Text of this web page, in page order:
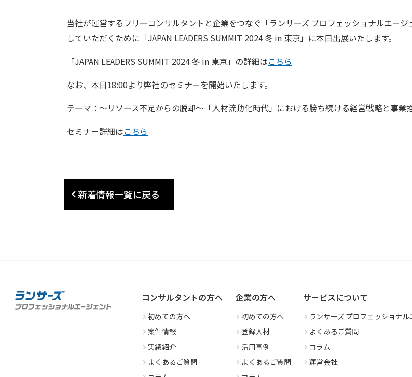
当社が運営するフリーコンサルタントと企業をつなぐ「ランサーズ プロフェッショナルエー
していただくために「JAPAN LEADERS SUMMIT 2024 冬 in 東京」に本日出展いたします。
「JAPAN LEADERS SUMMIT 2024 冬 in 東京」の詳細はこちら
なお、本日18:00より弊社のセミナーを開始いたします。
テーマ：～リソース不足からの脱却〜「人材流動化時代」における勝ち続ける経営戦略と事業
セミナー詳細はこちら
新着情報一覧に戻る
コンサルタントの方へ
初めての方へ
案件情報
実績紹介
よくあるご質問
企業の方へ
初めての方へ
登録人材
活用事例
よくあるご質問
サービスについて
ランサーズ プロフェッショナ
よくあるご質問
コラム
運営会社